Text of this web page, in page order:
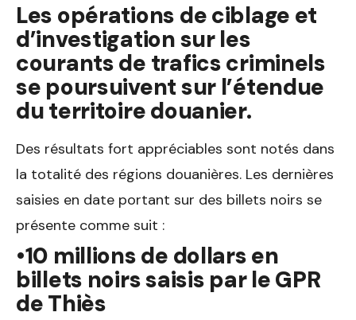
Les opérations de ciblage et
d’investigation sur les
courants de trafics criminels
se poursuivent sur l’étendue
du territoire douanier.
Des résultats fort appréciables sont notés dans
la totalité des régions douanières. Les dernières
saisies en date portant sur des billets noirs se
présente comme suit :
•10 millions de dollars en
billets noirs saisis par le GPR
de Thiès